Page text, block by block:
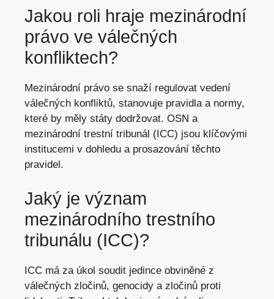
Jakou roli hraje mezinárodní
právo ve válečných
konfliktech?
Mezinárodní právo se snaží regulovat vedení
válečných konfliktů, stanovuje pravidla a normy,
které by měly státy dodržovat. OSN a
mezinárodní trestní tribunál (ICC) jsou klíčovými
institucemi v dohledu a prosazování těchto
pravidel.
Jaký je význam
mezinárodního trestního
tribunálu (ICC)?
ICC má za úkol soudit jedince obviněné z
válečných zločinů, genocidy a zločinů proti